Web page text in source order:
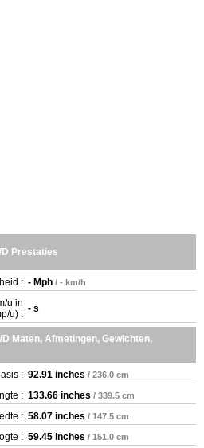
Prestaties
: - Mph / - km/h
u in
u) : - s
Maten, Afmetingen, Gewichten,
: 92.91 inches / 236.0 cm
: 133.66 inches / 339.5 cm
: 58.07 inches / 147.5 cm
: 59.45 inches / 151.0 cm